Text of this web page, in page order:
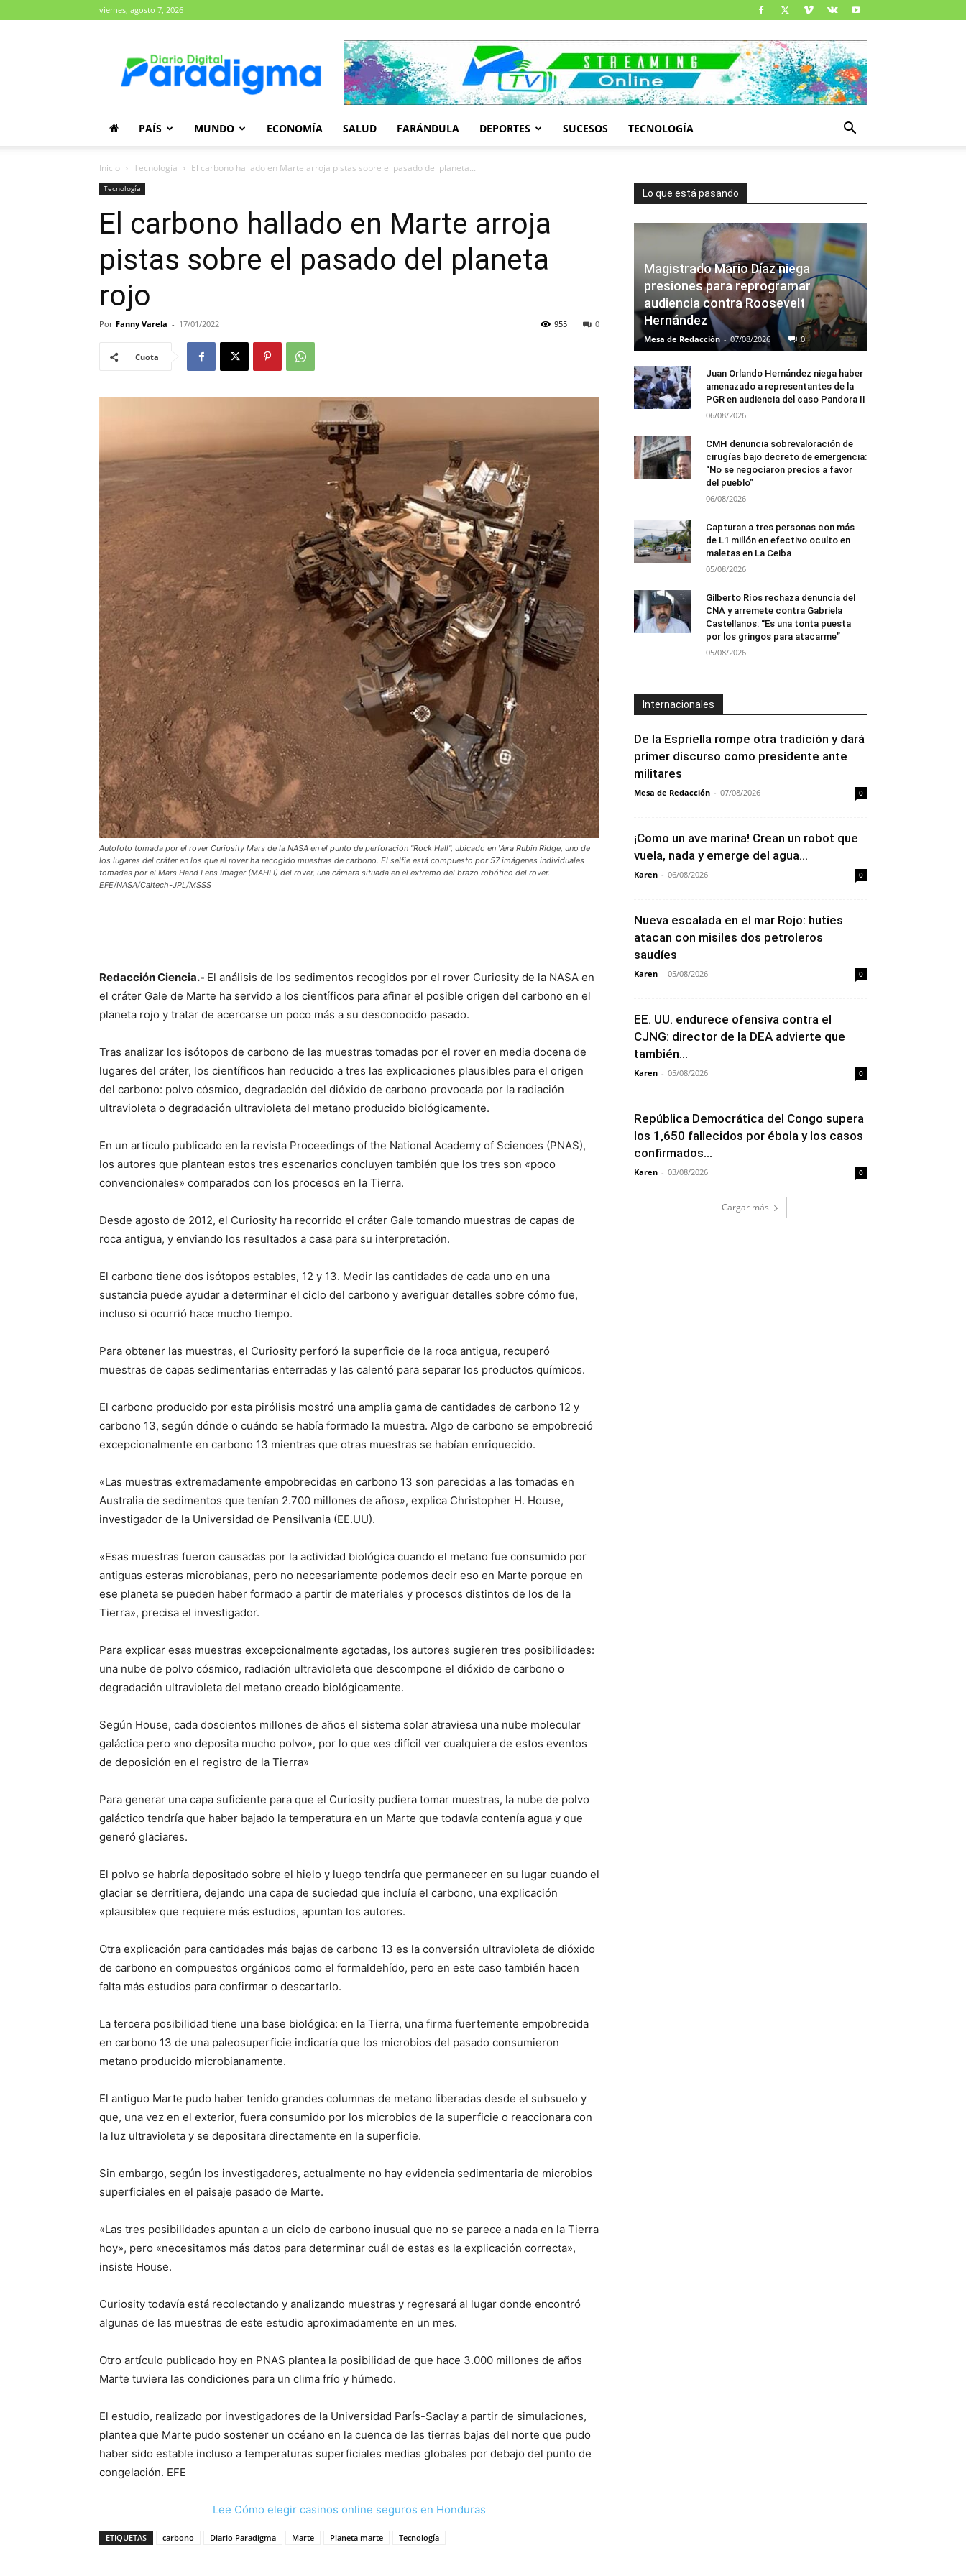
viernes, agosto 7, 2026
Paradigma
PAÍS MUNDO ECONOMÍA SALUD FARÁNDULA DEPORTES SUCESOS TECNOLOGÍA
Inicio Tecnología El carbono hallado en Marte arroja pistas sobre el pasado del planeta...
Tecnología
El carbono hallado en Marte arroja
pistas sobre el pasado del planeta
rojo
Por Fanny Varela - 17/01/2022 0
955
Cuota
Autofoto tomada por el rover Curiosity Mars de la NASA en el punto de perforación "Rock Hall", ubicado en Vera Rubin Ridge, uno de
los lugares del cráter en los que el rover ha recogido muestras de carbono. El selfie está compuesto por 57 imágenes individuales
tomadas por el Mars Hand Lens Imager (MAHLI) del rover, una cámara situada en el extremo del brazo robótico del rover.
EFE/NASA/Caltech-JPL/MSSS
Redacción Ciencia.- El análisis de los sedimentos recogidos por el rover Curiosity de la NASA en
el cráter Gale de Marte ha servido a los científicos para afinar el posible origen del carbono en el
planeta rojo y tratar de acercarse un poco más a su desconocido pasado.
Tras analizar los isótopos de carbono de las muestras tomadas por el rover en media docena de
lugares del cráter, los científicos han reducido a tres las explicaciones plausibles para el origen
del carbono: polvo cósmico, degradación del dióxido de carbono provocada por la radiación
ultravioleta o degradación ultravioleta del metano producido biológicamente.
En un artículo publicado en la revista Proceedings of the National Academy of Sciences (PNAS),
los autores que plantean estos tres escenarios concluyen también que los tres son «poco
convencionales» comparados con los procesos en la Tierra.
Desde agosto de 2012, el Curiosity ha recorrido el cráter Gale tomando muestras de capas de
roca antigua, y enviando los resultados a casa para su interpretación.
El carbono tiene dos isótopos estables, 12 y 13. Medir las cantidades de cada uno en una
sustancia puede ayudar a determinar el ciclo del carbono y averiguar detalles sobre cómo fue,
incluso si ocurrió hace mucho tiempo.
Para obtener las muestras, el Curiosity perforó la superficie de la roca antigua, recuperó
muestras de capas sedimentarias enterradas y las calentó para separar los productos químicos.
El carbono producido por esta pirólisis mostró una amplia gama de cantidades de carbono 12 y
carbono 13, según dónde o cuándo se había formado la muestra. Algo de carbono se empobreció
excepcionalmente en carbono 13 mientras que otras muestras se habían enriquecido.
«Las muestras extremadamente empobrecidas en carbono 13 son parecidas a las tomadas en
Australia de sedimentos que tenían 2.700 millones de años», explica Christopher H. House,
investigador de la Universidad de Pensilvania (EE.UU).
«Esas muestras fueron causadas por la actividad biológica cuando el metano fue consumido por
antiguas esteras microbianas, pero no necesariamente podemos decir eso en Marte porque en
ese planeta se pueden haber formado a partir de materiales y procesos distintos de los de la
Tierra», precisa el investigador.
Para explicar esas muestras excepcionalmente agotadas, los autores sugieren tres posibilidades:
una nube de polvo cósmico, radiación ultravioleta que descompone el dióxido de carbono o
degradación ultravioleta del metano creado biológicamente.
Según House, cada doscientos millones de años el sistema solar atraviesa una nube molecular
galáctica pero «no deposita mucho polvo», por lo que «es difícil ver cualquiera de estos eventos
de deposición en el registro de la Tierra»
Para generar una capa suficiente para que el Curiosity pudiera tomar muestras, la nube de polvo
galáctico tendría que haber bajado la temperatura en un Marte que todavía contenía agua y que
generó glaciares.
El polvo se habría depositado sobre el hielo y luego tendría que permanecer en su lugar cuando el
glaciar se derritiera, dejando una capa de suciedad que incluía el carbono, una explicación
«plausible» que requiere más estudios, apuntan los autores.
Otra explicación para cantidades más bajas de carbono 13 es la conversión ultravioleta de dióxido
de carbono en compuestos orgánicos como el formaldehído, pero en este caso también hacen
falta más estudios para confirmar o descartarlo.
La tercera posibilidad tiene una base biológica: en la Tierra, una firma fuertemente empobrecida
en carbono 13 de una paleosuperficie indicaría que los microbios del pasado consumieron
metano producido microbianamente.
El antiguo Marte pudo haber tenido grandes columnas de metano liberadas desde el subsuelo y
que, una vez en el exterior, fuera consumido por los microbios de la superficie o reaccionara con
la luz ultravioleta y se depositara directamente en la superficie.
Sin embargo, según los investigadores, actualmente no hay evidencia sedimentaria de microbios
superficiales en el paisaje pasado de Marte.
«Las tres posibilidades apuntan a un ciclo de carbono inusual que no se parece a nada en la Tierra
hoy», pero «necesitamos más datos para determinar cuál de estas es la explicación correcta»,
insiste House.
Curiosity todavía está recolectando y analizando muestras y regresará al lugar donde encontró
algunas de las muestras de este estudio aproximadamente en un mes.
Otro artículo publicado hoy en PNAS plantea la posibilidad de que hace 3.000 millones de años
Marte tuviera las condiciones para un clima frío y húmedo.
El estudio, realizado por investigadores de la Universidad París-Saclay a partir de simulaciones,
plantea que Marte pudo sostener un océano en la cuenca de las tierras bajas del norte que pudo
haber sido estable incluso a temperaturas superficiales medias globales por debajo del punto de
congelación. EFE
Lee Cómo elegir casinos online seguros en Honduras
ETIQUETAS carbono Diario Paradigma Marte Planeta marte Tecnología
Lo que está pasando
Magistrado Mario Díaz niega
presiones para reprogramar
audiencia contra Roosevelt
Hernández
Mesa de Redacción - 07/08/2026 0
Juan Orlando Hernández niega haber
amenazado a representantes de la
PGR en audiencia del caso Pandora II
06/08/2026
CMH denuncia sobrevaloración de
cirugías bajo decreto de emergencia:
“No se negociaron precios a favor
del pueblo”
06/08/2026
Capturan a tres personas con más
de L1 millón en efectivo oculto en
maletas en La Ceiba
05/08/2026
Gilberto Ríos rechaza denuncia del
CNA y arremete contra Gabriela
Castellanos: “Es una tonta puesta
por los gringos para atacarme”
05/08/2026
Internacionales
De la Espriella rompe otra tradición y dará
primer discurso como presidente ante
militares
Mesa de Redacción - 07/08/2026 0
¡Como un ave marina! Crean un robot que
vuela, nada y emerge del agua...
Karen - 06/08/2026 0
Nueva escalada en el mar Rojo: hutíes
atacan con misiles dos petroleros
saudíes
Karen - 05/08/2026 0
EE. UU. endurece ofensiva contra el
CJNG: director de la DEA advierte que
también...
Karen - 05/08/2026 0
República Democrática del Congo supera
los 1,650 fallecidos por ébola y los casos
confirmados...
Karen - 03/08/2026 0
Cargar más